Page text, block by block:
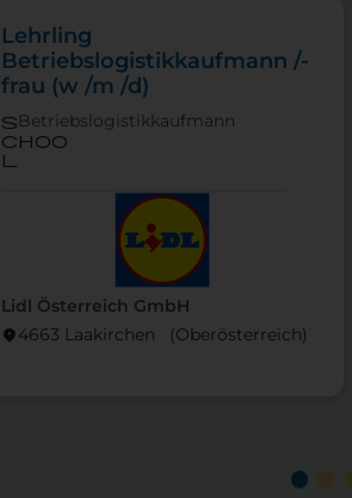
Lidl Österreich GmbH
location_on4663 Laakirchen (Ober­österreich)
Lehrling
Betriebslogistikkaufmann /-
frau (w /m /d)
s
choo
l
Betriebslogistikkaufmann